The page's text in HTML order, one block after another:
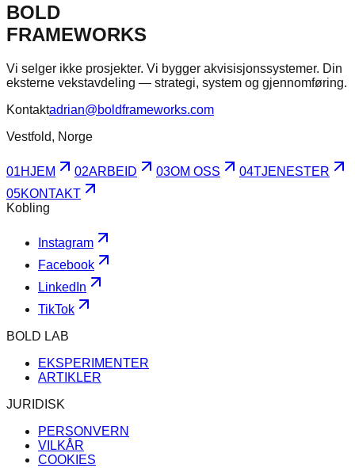
BOLD
FRAMEWORKS
Vi selger ikke prosjekter. Vi bygger akvisisjonssystemer. Din
eksterne vekstavdeling — strategi, system og gjennomføring.
Kontaktadrian@boldframeworks.com
Vestfold, Norge
01HJEM 02ARBEID 03OM OSS 04TJENESTER
05KONTAKT
Kobling
Instagram
Facebook
LinkedIn
TikTok
BOLD LAB
EKSPERIMENTER
ARTIKLER
JURIDISK
PERSONVERN
VILKÅR
COOKIES